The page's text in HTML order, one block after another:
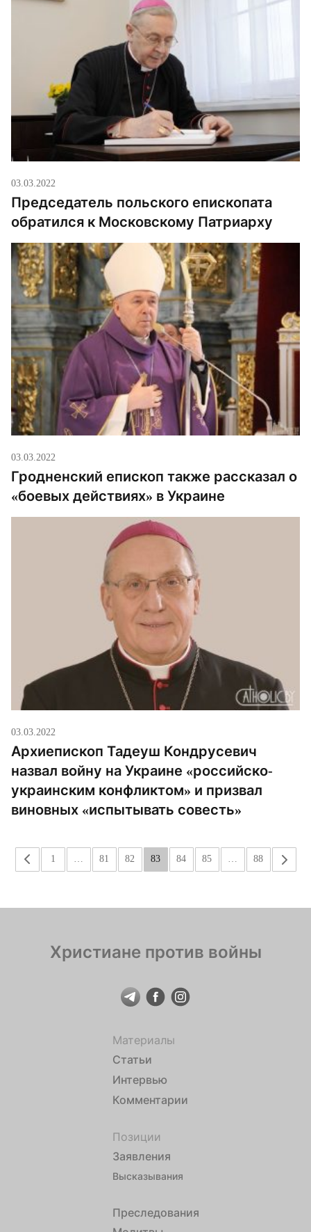
03.03.2022
Председатель польского епископата
обратился к Московскому Патриарху
03.03.2022
Гродненский епископ также рассказал о
«боевых действиях» в Украине
03.03.2022
Архиепископ Тадеуш Кондрусевич
назвал войну на Украине «российско-
украинским конфликтом» и призвал
виновных «испытывать совесть»
« 1 81 82 83 84 85 88 »
Христиане против войны
Материалы
Статьи
Интервью
Комментарии
Позиции
Заявления
Высказывания
Преследования